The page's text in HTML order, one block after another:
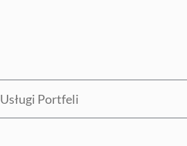
Usługi Portfeli